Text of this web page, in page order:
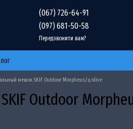
(067) 726-64-91
(097) 681-50-58
Передзвонити вам?
мешок SKIF Outdoor Morpheus/ц:olive
Outdoor